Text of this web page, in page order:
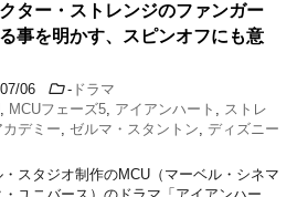
ター・ストレンジのファンガー
事を明かす、スピンオフにも意
06 - ドラマ
MCUフェーズ5 アイアンハート
ストレ
カデミー
ゼルマ・スタントン
ディズニー
・スタジオ制作のMCU（マーベル・シネマ